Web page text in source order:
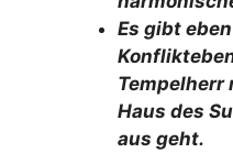
Es gibt
Tempelherr
Haus des
aus geht.